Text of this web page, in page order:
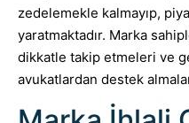
zedelemekle kalmayıp,
yaratmaktadır. Marka
dikkatle takip etmeleri ve
avukatlardan destek